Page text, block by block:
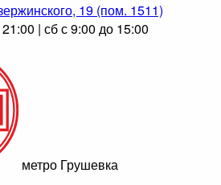
19 (пом. 1511)
| сб с 9:00 до 15:00
метро Грушевка